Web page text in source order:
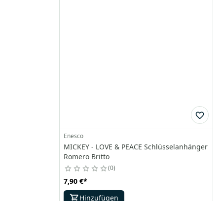
Enesco
MICKEY - LOVE & PEACE Schlüsselanhänger
Romero Britto
0
7,90 €*
Hinzufügen